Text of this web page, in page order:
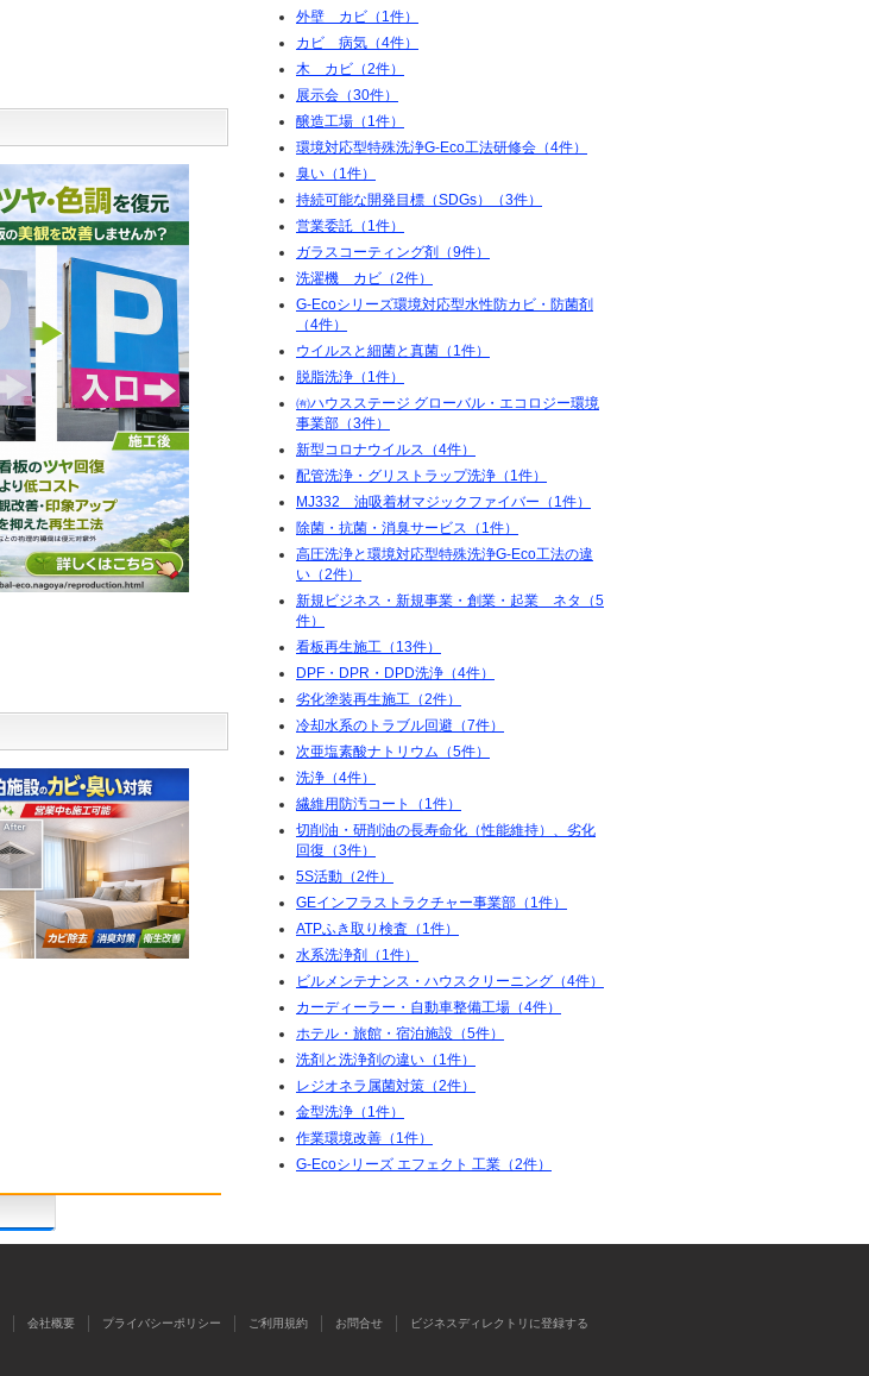
外壁 カビ（1件）
カビ 病気（4件）
木 カビ（2件）
展示会（30件）
醸造工場（1件）
環境対応型特殊洗浄G-Eco工法研修会（4件）
臭い（1件）
持続可能な開発目標（SDGs）（3件）
営業委託（1件）
ガラスコーティング剤（9件）
洗濯機 カビ（2件）
G-Ecoシリーズ環境対応型水性防カビ・防菌剤
（4件）
ウイルスと細菌と真菌（1件）
脱脂洗浄（1件）
㈲ハウスステージ グローバル・エコロジー環境
事業部（3件）
新型コロナウイルス（4件）
配管洗浄・グリストラップ洗浄（1件）
MJ332 油吸着材マジックファイバー（1件）
除菌・抗菌・消臭サービス（1件）
高圧洗浄と環境対応型特殊洗浄G-Eco工法の違
い（2件）
新規ビジネス・新規事業・創業・起業 ネタ（5
件）
看板再生施工（13件）
DPF・DPR・DPD洗浄（4件）
劣化塗装再生施工（2件）
冷却水系のトラブル回避（7件）
次亜塩素酸ナトリウム（5件）
洗浄（4件）
繊維用防汚コート（1件）
切削油・研削油の長寿命化（性能維持）、劣化
回復（3件）
5S活動（2件）
GEインフラストラクチャー事業部（1件）
ATPふき取り検査（1件）
水系洗浄剤（1件）
ビルメンテナンス・ハウスクリーニング（4件）
カーディーラー・自動車整備工場（4件）
ホテル・旅館・宿泊施設（5件）
洗剤と洗浄剤の違い（1件）
レジオネラ属菌対策（2件）
金型洗浄（1件）
作業環境改善（1件）
G-Ecoシリーズ エフェクト 工業（2件）
会社概要 プライバシーポリシー ご利用規約 お問合せ ビジネスディレクトリに登録する